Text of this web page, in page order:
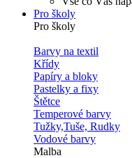
Pro školy
Pro školy
Barvy na textil
Křídy
Papíry a bloky
Pastelky a fixy
Štětce
Temperové barvy
Tužky,Tuše, Rudky
Vodové barvy
Malba